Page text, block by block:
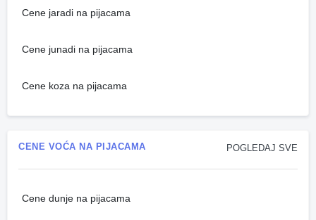
Cene jaradi na pijacama
Cene junadi na pijacama
Cene koza na pijacama
POGLEDAJ SVE
CENE VOĆA NA PIJACAMA
Cene dunje na pijacama